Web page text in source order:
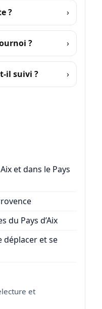
?
?
il suivi ?
et dans le Pays
du Pays d’Aix
et se
et